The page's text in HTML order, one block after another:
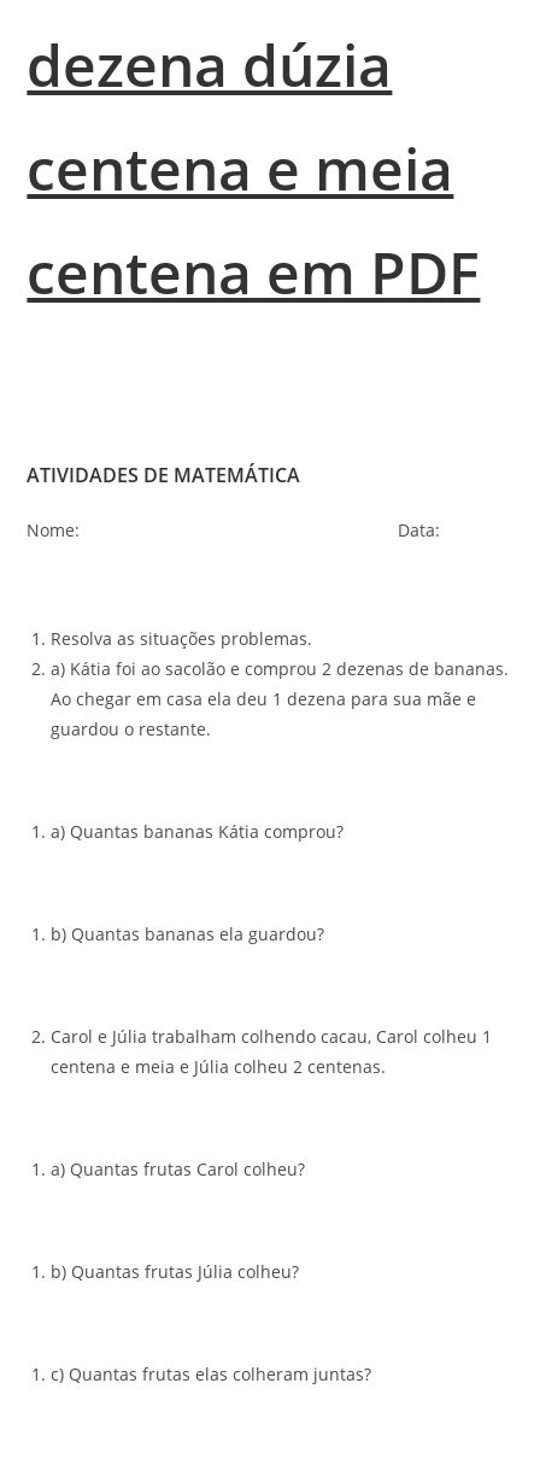
dezena dúzia
centena e meia
centena em PDF
ATIVIDADES DE MATEMÁTICA
Nome: Data:
Resolva as situações problemas.
a) Kátia foi ao sacolão e comprou 2 dezenas de bananas.
Ao chegar em casa ela deu 1 dezena para sua mãe e
guardou o restante.
a) Quantas bananas Kátia comprou?
b) Quantas bananas ela guardou?
Carol e Júlia trabalham colhendo cacau, Carol colheu 1
centena e meia e Júlia colheu 2 centenas.
a) Quantas frutas Carol colheu?
b) Quantas frutas Júlia colheu?
c) Quantas frutas elas colheram juntas?